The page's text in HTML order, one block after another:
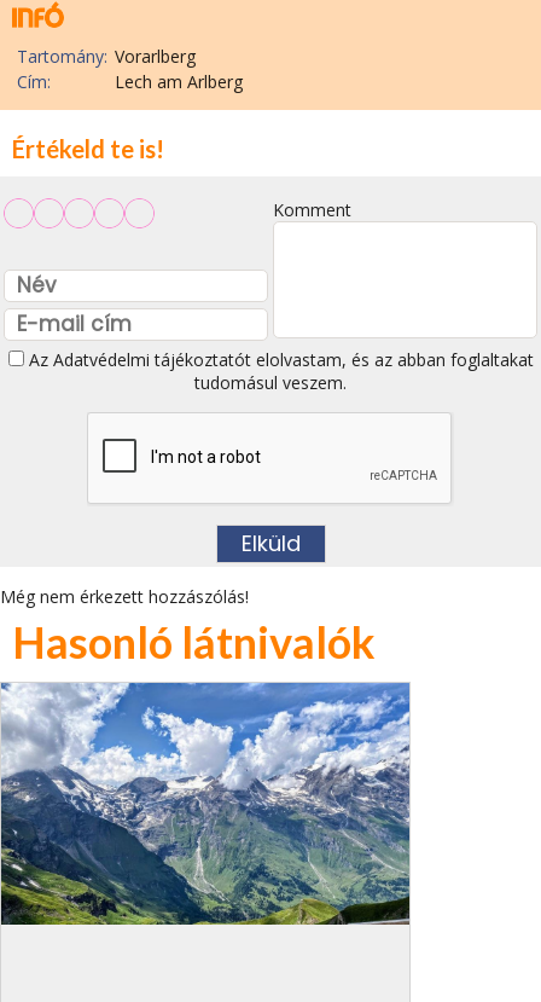
Tartomány: Vorarlberg
Cím:
Lech am Arlberg
Értékeld te is!
Komment
Az Adatvédelmi tájékoztatótelolvastam, és az abban foglaltakat
tudomásul veszem.
Még nem érkezett hozzászólás!
Hasonló látnivalók